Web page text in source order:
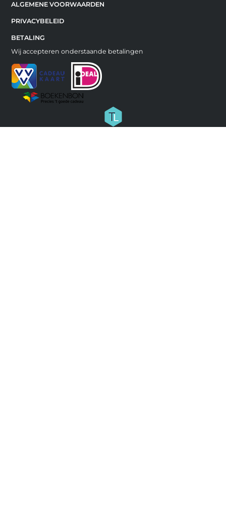
ALGEMENE VOORWAARDEN
PRIVACYBELEID
BETALING
Wij accepteren onderstaande betalingen